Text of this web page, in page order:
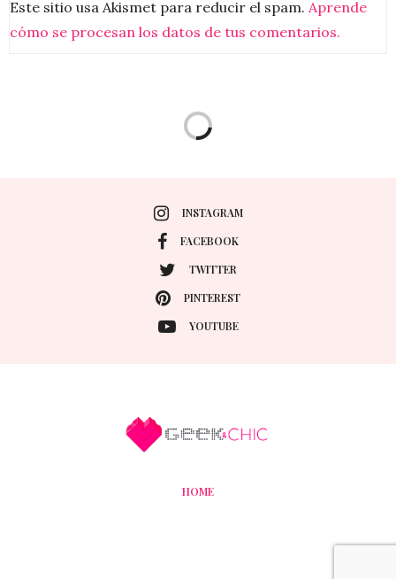
Este sitio usa Akismet para reducir el spam. Aprende
cómo se procesan los datos de tus comentarios.
(Día 3-4 y 5)
Septiembre es una época maravillosa, no solo porque
porque ademas en Europa y New York se presentan las